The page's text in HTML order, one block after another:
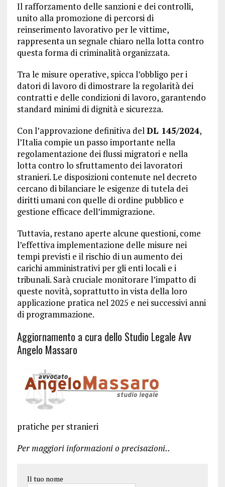
Il rafforzamento delle sanzioni e dei controlli,
unito alla promozione di percorsi di
reinserimento lavorativo per le vittime,
rappresenta un segnale chiaro nella lotta contro
questa forma di criminalità organizzata.
Tra le misure operative, spicca l’obbligo per i
datori di lavoro di dimostrare la regolarità dei
contratti e delle condizioni di lavoro, garantendo
standard minimi di dignità e sicurezza.
Con l’approvazione definitiva delDL 145/2024,
l’Italia compie un passo importante nella
regolamentazione dei flussi migratori e nella
lotta contro lo sfruttamento dei lavoratori
stranieri. Le disposizioni contenute nel decreto
cercano di bilanciare le esigenze di tutela dei
diritti umani con quelle di ordine pubblico e
gestione efficace dell’immigrazione.
Tuttavia, restano aperte alcune questioni, come
l’effettiva implementazione delle misure nei
tempi previsti e il rischio di un aumento dei
carichi amministrativi per gli enti locali e i
tribunali. Sarà cruciale monitorare l’impatto di
queste novità, soprattutto in vista della loro
applicazione pratica nel 2025 e nei successivi anni
di programmazione.
Aggiornamento a cura dello Studio Legale Avv
Angelo Massaro
pratiche per stranieri
Per maggiori informazioni o precisazioni..
Il tuo nome